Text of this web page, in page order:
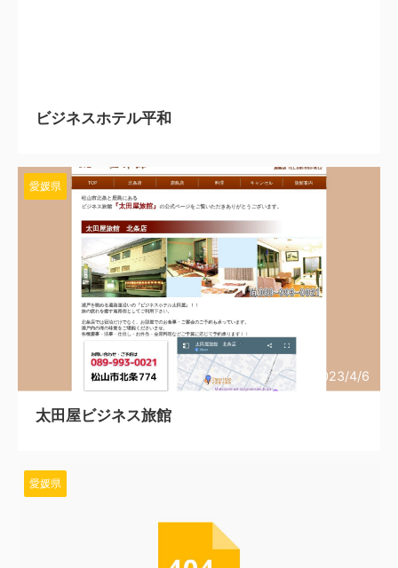
ビジネスホテル平和
2023/4/6
愛媛県
太田屋ビジネス旅館
愛媛県